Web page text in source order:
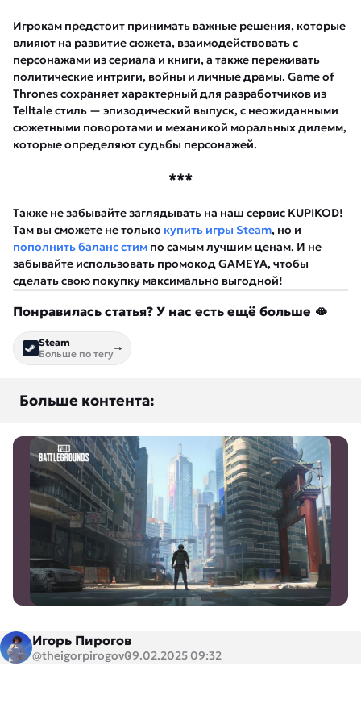
Игрокам предстоит принимать важные решения, которые
влияют на развитие сюжета, взаимодействовать с
персонажами из сериала и книги, а также переживать
политические интриги, войны и личные драмы. Game of
Thrones сохраняет характерный для разработчиков из
Telltale стиль — эпизодический выпуск, с неожиданными
сюжетными поворотами и механикой моральных дилемм,
которые определяют судьбы персонажей.
***
Также не забывайте заглядывать на наш сервис KUPIKOD!
Там вы сможете не только купить игры Steam, но и
пополнить баланс стим по самым лучшим ценам. И не
забывайте использовать промокод GAMEYA, чтобы
сделать свою покупку максимально выгодной!
Понравилась статья? У нас есть ещё больше 🫦
Steam
Больше по тегу
Больше контента:
Игорь Пирогов
@theigorpirogov09.02.2025 09:32